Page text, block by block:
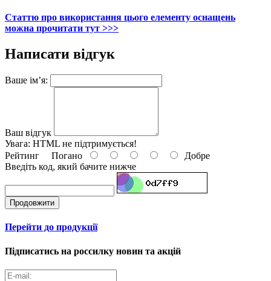
Статтю про використання цього елементу оснащень
можна прочитати тут >>>
Написати відгук
Ваше ім’я:
Ваш відгук
Увага: HTML не підтримується!
Рейтинг Погано
Добре
Введіть код, який бачите нижче
Продовжити
Перейти до продукції
Підписатись на россилку новин та акцій